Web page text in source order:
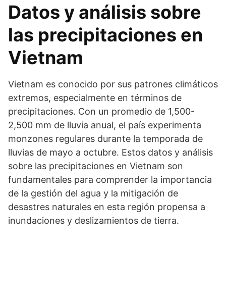
Datos y análisis sobre
las precipitaciones en
Vietnam
Vietnam es conocido por sus patrones climáticos
extremos, especialmente en términos de
precipitaciones. Con un promedio de 1,500-
2,500 mm de lluvia anual, el país experimenta
monzones regulares durante la temporada de
lluvias de mayo a octubre. Estos datos y análisis
sobre las precipitaciones en Vietnam son
fundamentales para comprender la importancia
de la gestión del agua y la mitigación de
desastres naturales en esta región propensa a
inundaciones y deslizamientos de tierra.